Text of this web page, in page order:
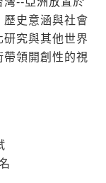
史意涵與社會
究與其他世界
領開創性的視